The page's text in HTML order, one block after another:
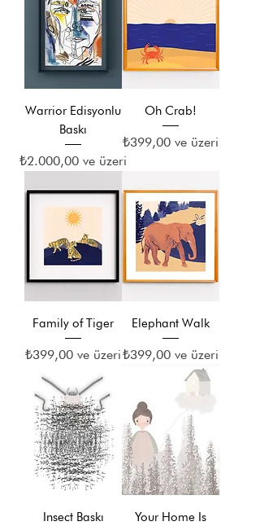
Warrior Edisyonlu
Baskı
₺2.000,00 ve üzeri
İndirimli Fiyat
Oh Crab!
₺399,00 ve üzeri
İndirimli Fiyat
Family of Tiger
₺399,00 ve üzeri
İndirimli Fiyat
Elephant Walk
₺399,00 ve üzeri
İndirimli Fiyat
Insect Baskı
Your Home Is